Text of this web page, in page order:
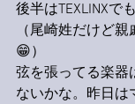
後半はTEXLINXで
（尾崎姓だけど
😁）
弦を張ってる楽器
ないかな。昨日は